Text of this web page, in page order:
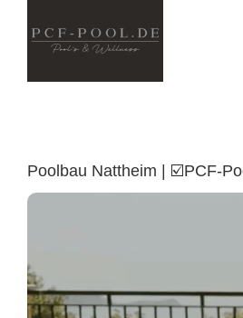
Poolbau Nattheim | ☑️PCF-